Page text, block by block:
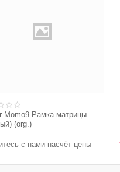
Momo9 Рамка матрицы
(org.)
с нами насчёт цены